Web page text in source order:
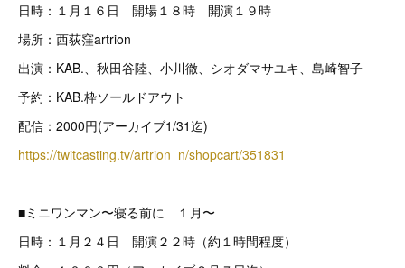
日時：１月１６日 開場１８時 開演１９時
場所：西荻窪artrion
出演：KAB.、秋田谷陸、小川徹、シオダマサユキ、島崎智子
予約：KAB.枠ソールドアウト
配信：2000円(アーカイブ1/31迄)
https://twitcasting.tv/artrion_n/shopcart/351831
■ミニワンマン〜寝る前に １月〜
日時：１月２４日 開演２２時（約１時間程度）